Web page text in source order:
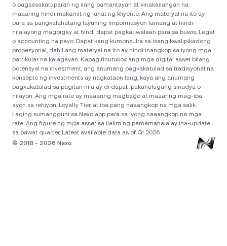
o pagsasakatuparan ng ilang pamantayan at kinakailangan na
maaaring hindi makamit ng lahat ng kliyente. Ang materyal na ito ay
para sa pangkalahatang layuning impormasyon lamang at hindi
nilalayong magbigay at hindi dapat pagkatiwalaan para sa buwis, Legal
o accounting na payo. Dapat kang kumonsulta sa isang kwalipikadong
propesyonal, dahil ang materyal na ito ay hindi inangkop sa iyong mga
partikular na kalagayan. Kapag tinutukoy ang mga digital asset bilang
potensyal na investment, ang anumang pagkakatulad sa tradisyonal na
konsepto ng investments ay nagkataon lang; kaya ang anumang
pagkakatulad sa pagitan nila ay di dapat ipakahulugang sinadya o
nilayon. Ang mga rate ay maaaring magbago at maaaring mag-iba
ayon sa rehiyon, Loyalty Tier, at iba pang naaangkop na mga salik.
Laging sumangguni sa Nexo app para sa iyong naaangkop na mga
rate. Ang figure ng mga asset sa ilalim ng pamamahala ay ina-update
sa bawat quarter. Latest available data as of Q1 2026
© 2018 - 2026 Nexo